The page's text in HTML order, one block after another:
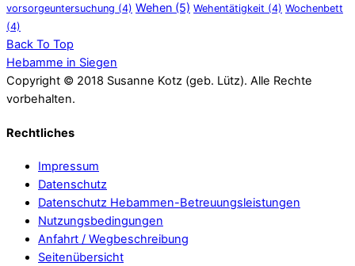
vorsorgeuntersuchung (4) Wehen (5) Wehentätigkeit (4) Wochenbett
(4)
Back To Top
Hebamme in Siegen
Copyright © 2018 Susanne Kotz (geb. Lütz). Alle Rechte
vorbehalten.
Rechtliches
Impressum
Datenschutz
Datenschutz Hebammen-Betreuungsleistungen
Nutzungsbedingungen
Anfahrt / Wegbeschreibung
Seitenübersicht